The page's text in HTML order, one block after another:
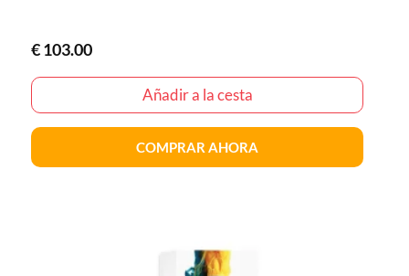
€103.00
Añadir a la cesta
COMPRAR AHORA